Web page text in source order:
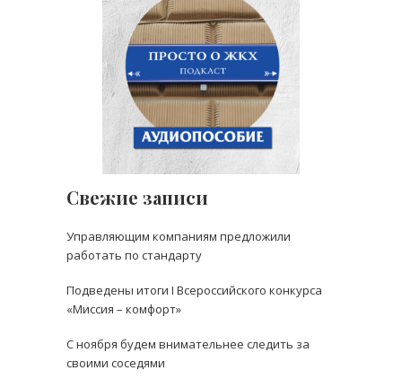
Свежие записи
Управляющим компаниям предложили
работать по стандарту
Подведены итоги I Всероссийского конкурса
«Миссия – комфорт»
С ноября будем внимательнее следить за
своими соседями